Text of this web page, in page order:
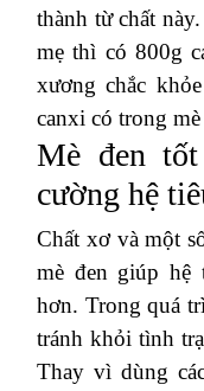
thành từ chất
mẹ thì có 800g
xương chắc
canxi có trong mè
Mè đen
cường hệ
Chất xơ và một
mè đen giúp hệ
hơn. Trong quá
tránh khỏi tình
Thay vì dùng